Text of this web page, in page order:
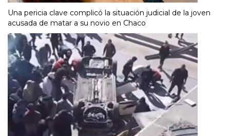
Una pericia clave complicó la situación judicial de la joven
acusada de matar a su novio en Chaco